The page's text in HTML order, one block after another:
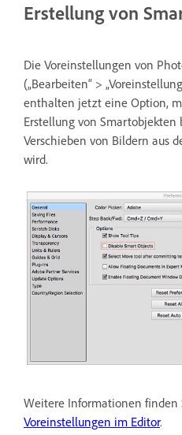
Erstellung von
Die Voreinstellungen von
(„Bearbeiten“ >
enthalten jetzt eine Option,
Erstellung von
Verschieben von Bildern aus
wird.
Weitere Informationen finden
Voreinstellungen im Editor.